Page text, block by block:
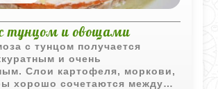
тунцом и овощами
с тунцом получается
и очень
Слои картофеля, моркови,
хорошо сочетаются между